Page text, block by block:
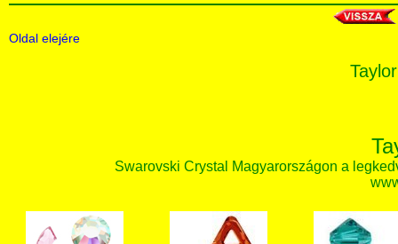
Oldal elejére
Swarovski Crystal Magyarországon a